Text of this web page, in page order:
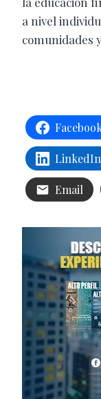
a nivel
comunidades
LinkedIn
Email